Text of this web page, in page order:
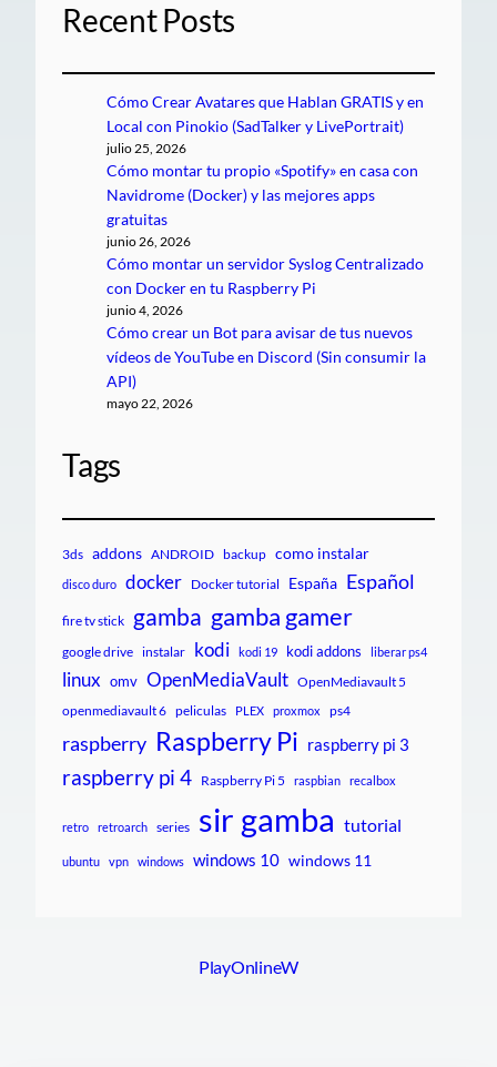
Recent Posts
Cómo Crear Avatares que Hablan GRATIS y en
Local con Pinokio (SadTalker y LivePortrait)
julio 25, 2026
Cómo montar tu propio «Spotify» en casa con
Navidrome (Docker) y las mejores apps
gratuitas
junio 26, 2026
Cómo montar un servidor Syslog Centralizado
con Docker en tu Raspberry Pi
junio 4, 2026
Cómo crear un Bot para avisar de tus nuevos
vídeos de YouTube en Discord (Sin consumir la
API)
mayo 22, 2026
Tags
3ds addons ANDROID backup como instalar
disco duro docker Docker tutorial España Español
fire tv stick gamba gamba gamer
google drive instalar kodi kodi 19 kodi addons liberar ps4
linux omv OpenMediaVault OpenMediavault 5
openmediavault 6 peliculas PLEX proxmox ps4
raspberry Raspberry Pi raspberry pi 3
raspberry pi 4 Raspberry Pi 5 raspbian recalbox
retro retroarch series sir gamba tutorial
ubuntu vpn windows windows 10 windows 11
PlayOnlineW